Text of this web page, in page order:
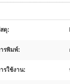
ดุ:
รพิมพ์:
รใช้งาน: